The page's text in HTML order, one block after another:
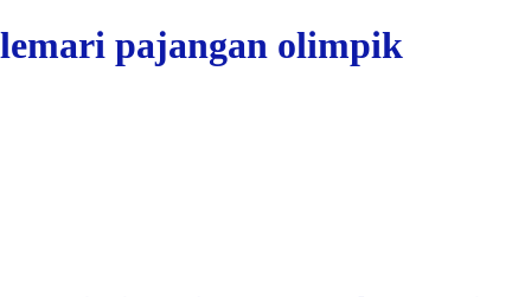
lemari pajangan olimpik